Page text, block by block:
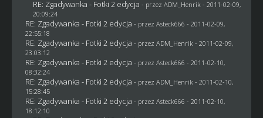
RE: Zgadywanka - Fotki 2 edycja - przez ADM_Henrik - 2011-02-09,
20:09:24
RE: Zgadywanka - Fotki 2 edycja - przez Asteck666 - 2011-02-09,
22:55:18
RE: Zgadywanka - Fotki 2 edycja - przez ADM_Henrik - 2011-02-09,
23:03:12
RE: Zgadywanka - Fotki 2 edycja - przez Asteck666 - 2011-02-10,
08:32:24
RE: Zgadywanka - Fotki 2 edycja - przez ADM_Henrik - 2011-02-10,
15:28:45
RE: Zgadywanka - Fotki 2 edycja - przez Asteck666 - 2011-02-10,
18:12:10